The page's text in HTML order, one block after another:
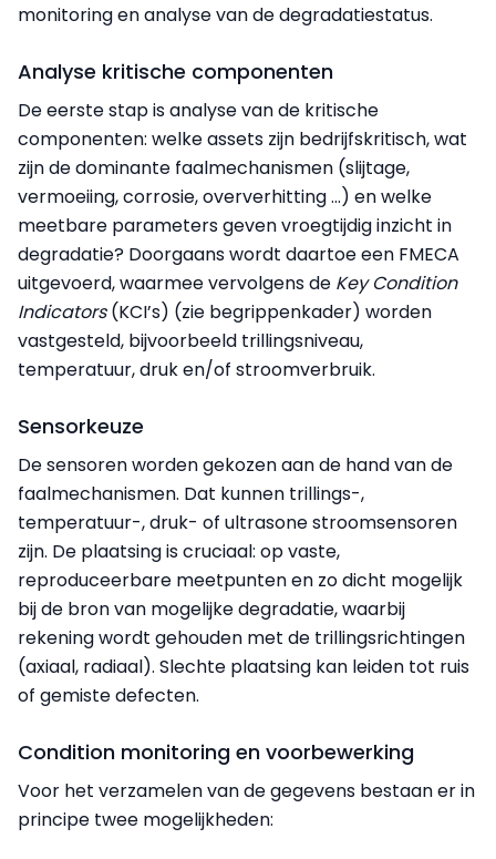
monitoring en analyse van de degradatiestatus.
Analyse kritische componenten
De eerste stap is analyse van de kritische
componenten: welke assets zijn bedrijfskritisch, wat
zijn de dominante faalmechanismen (slijtage,
vermoeiing, corrosie, oververhitting ...) en welke
meetbare parameters geven vroegtijdig inzicht in
degradatie? Doorgaans wordt daartoe een FMECA
uitgevoerd, waarmee vervolgens de Key Condition
Indicators(KCI’s) (zie begrippenkader) worden
vastgesteld, bijvoorbeeld trillingsniveau,
temperatuur, druk en/of stroomverbruik.
Sensorkeuze
De sensoren worden gekozen aan de hand van de
faalmechanismen. Dat kunnen trillings-,
temperatuur-, druk- of ultrasone stroomsensoren
zijn. De plaatsing is cruciaal: op vaste,
reproduceerbare meetpunten en zo dicht mogelijk
bij de bron van mogelijke degradatie, waarbij
rekening wordt gehouden met de trillingsrichtingen
(axiaal, radiaal). Slechte plaatsing kan leiden tot ruis
of gemiste defecten.
Condition monitoring en voorbewerking
Voor het verzamelen van de gegevens bestaan er in
principe twee mogelijkheden: